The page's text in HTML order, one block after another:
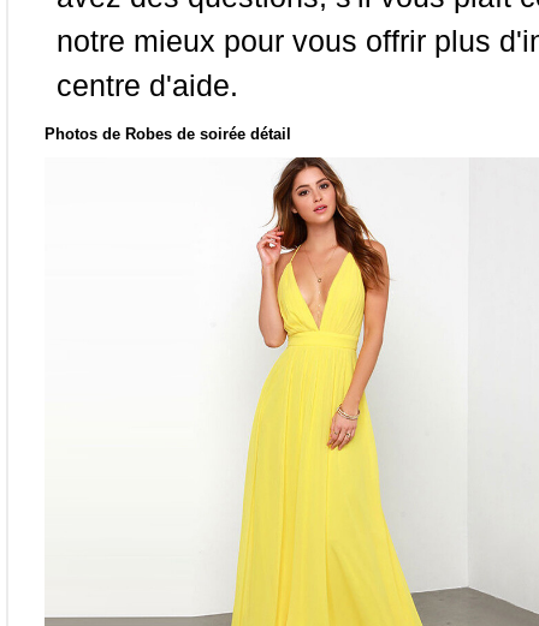
notre mieux pour vous offrir plus
centre d'aide.
Photos de Robes de soirée détail